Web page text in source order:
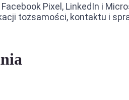
Pixel, LinkedIn i
tożsamości, kontaktu i